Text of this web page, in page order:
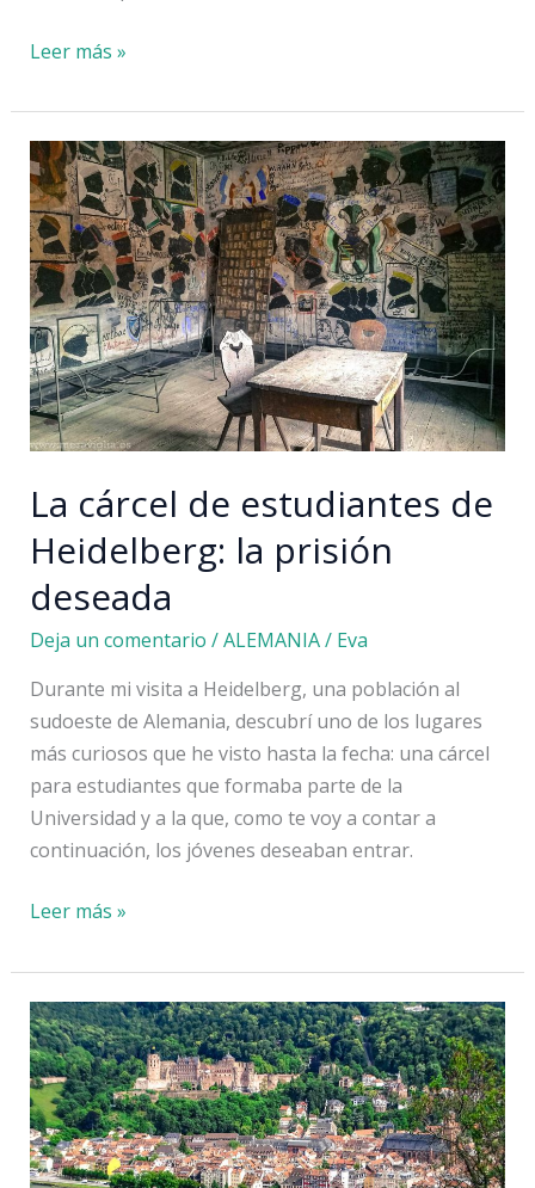
Surf
playa:
la
famosa
ola
de
Múnich
Leer más »
La cárcel de estudiantes de
Heidelberg: la prisión
deseada
Deja un comentario /ALEMANIA/ Eva
Durante mi visita a Heidelberg, una población al
sudoeste de Alemania, descubrí uno de los lugares
más curiosos que he visto hasta la fecha: una cárcel
para estudiantes que formaba parte de la
Universidad y a la que, como te voy a contar a
continuación, los jóvenes deseaban entrar.
La
de
estudiantes
de
Heidelberg:
la
prisión
deseada
Leer más »